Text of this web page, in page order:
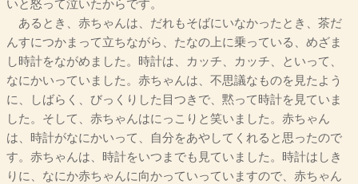
いと怒って泣いたからです。
あるとき、赤ちゃんは、だれもそばにいなかったとき、茶だ
んすにつかまって立ちながら、たなの上に乗っている、めざま
し時計をながめました。時計は、カッチ、カッチ、といって、
なにかいっていました。赤ちゃんは、不思議なものを見たよう
に、しばらく、びっくりした目つきで、黙って時計を見ていま
した。そして、赤ちゃんはにっこりと笑いました。赤ちゃん
は、時計がなにかいって、自分をあやしてくれると思ったので
す。赤ちゃんは、時計をいつまでも見ていました。時計はしき
りに、なにか赤ちゃんに向かっていっていますので、赤ちゃん